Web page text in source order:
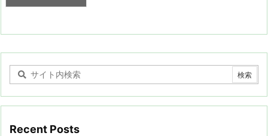
Recent Posts